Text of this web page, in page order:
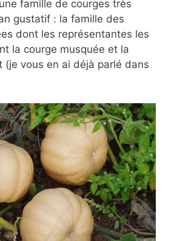
famille de courges très
gustatif : la famille des
dont les représentantes les
la courge musquée et la
(je vous en ai déjà parlé dans